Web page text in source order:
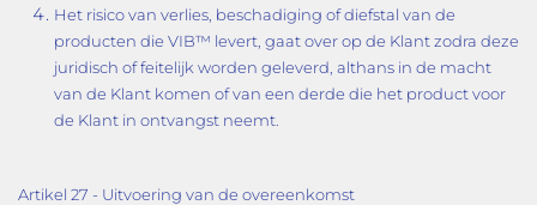
Het risico van verlies, beschadiging of diefstal van de
producten die VIB™ levert, gaat over op de Klant zodra deze
juridisch of feitelijk worden geleverd, althans in de macht
van de Klant komen of van een derde die het product voor
de Klant in ontvangst neemt.
Artikel 27 - Uitvoering van de overeenkomst